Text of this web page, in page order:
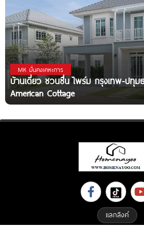
MK มั่นคงเคหะการ
บ้านเดี่ยว ชวนชื่น ไพร์ม กรุงเทพ-ปทุม
American Cottage
แลกลิงค์